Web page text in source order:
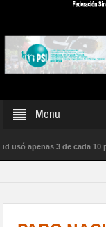
Menu
apenas 3 de cada 10